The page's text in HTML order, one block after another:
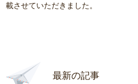
載させていただきました。
最新の記事